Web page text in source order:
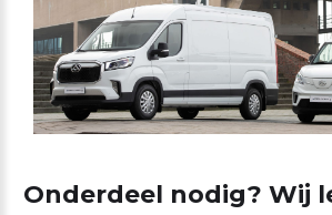
Onderdeel nodig? Wij